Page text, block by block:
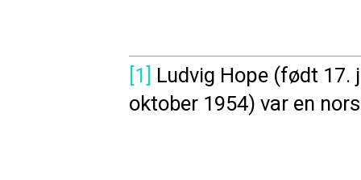
[1] Ludvig Hope (født 17.
oktober 1954) var en